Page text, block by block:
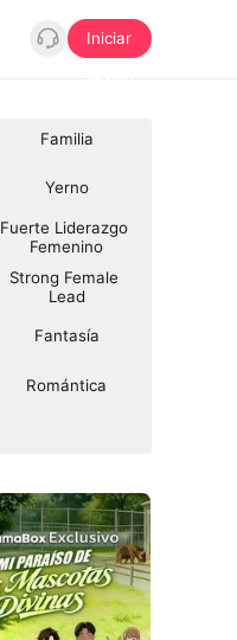
Iniciar
Familia
Yerno
Fuerte Liderazgo
Femenino
Strong Female
Lead
Fantasía
Romántica